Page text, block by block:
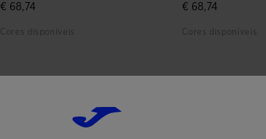
€ 68,74
Cores disponíveis
€ 68,74
Cores disponíveis
5 em 5 avaliação